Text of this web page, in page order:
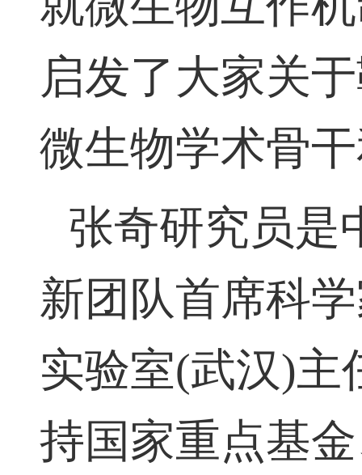
就微生物互作
启发了大家关
微生物学术骨
张奇研究员
新团队首席科
实验室(武汉)主